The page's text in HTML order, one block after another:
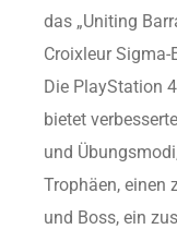
das „Uniting
Croixleur
Die PlayStation
bietet
und
Trophäen, einen
und Boss, ein